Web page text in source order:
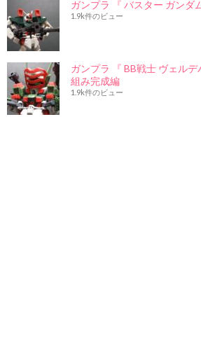
ガンプラ 『 バスター ガンダ
1.9k件のビュー
ガンプラ 『 BB戦士 ヴェル
組み完成編
1.9k件のビュー